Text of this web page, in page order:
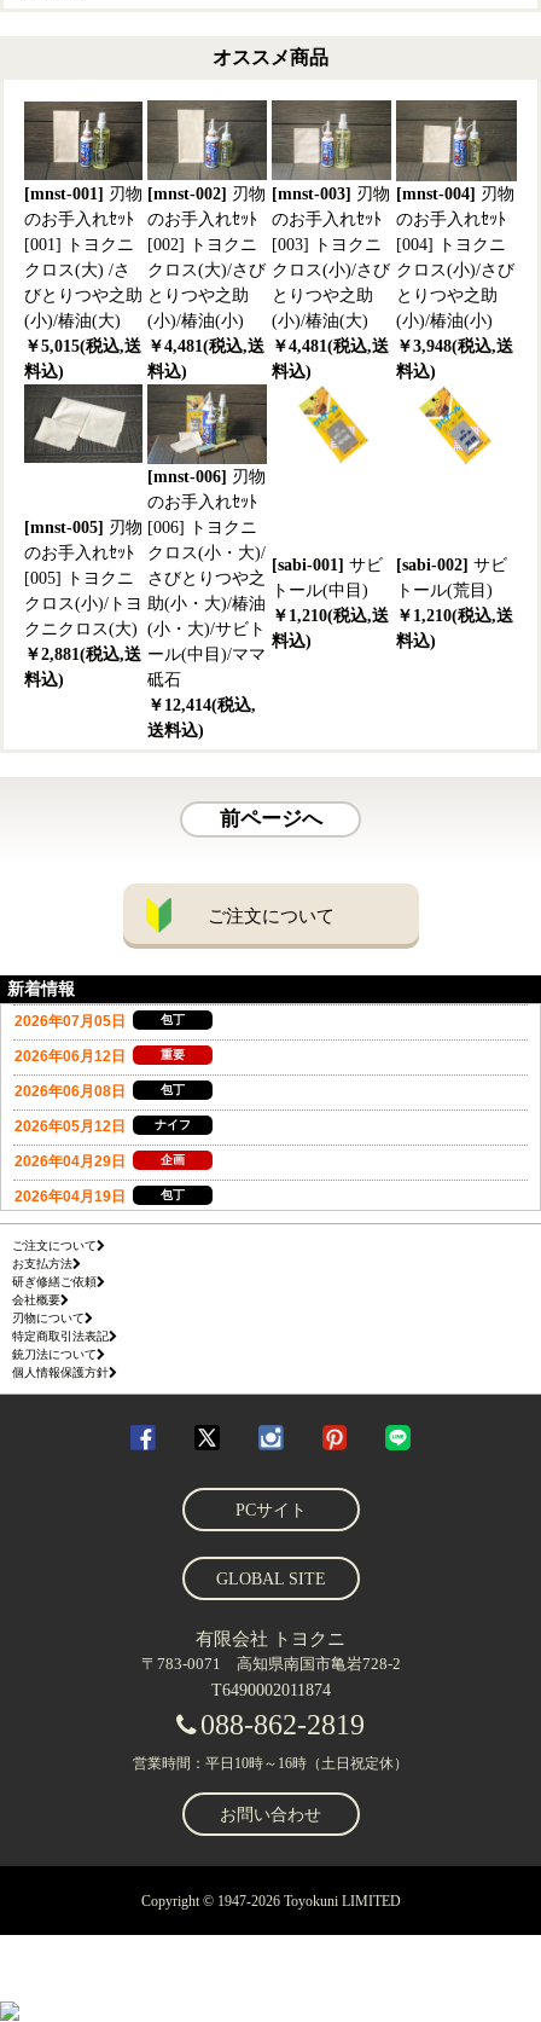
オススメ商品
[mnst-001] 刃物
のお手入れｾｯﾄ
[001] トヨクニ
クロス(大) /さ
びとりつや之助
(小)/椿油(大)
￥5,015(税込,送
料込)
[mnst-002] 刃物
のお手入れｾｯﾄ
[002] トヨクニ
クロス(大)/さび
とりつや之助
(小)/椿油(小)
￥4,481(税込,送
料込)
[mnst-003] 刃物
のお手入れｾｯﾄ
[003] トヨクニ
クロス(小)/さび
とりつや之助
(小)/椿油(大)
￥4,481(税込,送
料込)
[mnst-004] 刃物
のお手入れｾｯﾄ
[004] トヨクニ
クロス(小)/さび
とりつや之助
(小)/椿油(小)
￥3,948(税込,送
料込)
[mnst-005] 刃物
のお手入れｾｯﾄ
[005] トヨクニ
クロス(小)/トヨ
クニクロス(大)
￥2,881(税込,送
料込)
[mnst-006] 刃物
のお手入れｾｯﾄ
[006] トヨクニ
クロス(小・大)/
さびとりつや之
助(小・大)/椿油
(小・大)/サビト
ール(中目)/ママ
砥石
￥12,414(税込,
送料込)
[sabi-001] サビ
トール(中目)
￥1,210(税込,送
料込)
[sabi-002] サビ
トール(荒目)
￥1,210(税込,送
料込)
前ページへ
ご注文について
新着情報
ご注文について
お支払方法
研ぎ修繕ご依頼
会社概要
刃物について
特定商取引法表記
銃刀法について
個人情報保護方針
PCサイト
GLOBAL SITE
有限会社 トヨクニ
〒783-0071 高知県南国市亀岩728-2
T6490002011874
088-862-2819
営業時間：平日10時～16時（土日祝定休）
お問い合わせ
Copyright © 1947-2026 Toyokuni LIMITED